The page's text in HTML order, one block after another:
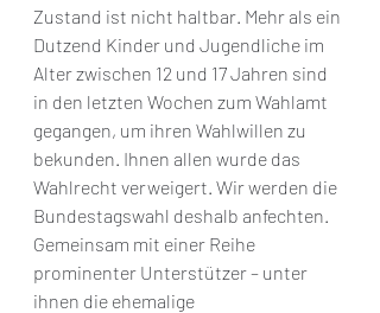
Zustand ist nicht haltbar. Mehr als ein
Dutzend Kinder und Jugendliche im
Alter zwischen 12 und 17 Jahren sind
in den letzten Wochen zum Wahlamt
gegangen, um ihren Wahlwillen zu
bekunden. Ihnen allen wurde das
Wahlrecht verweigert. Wir werden die
Bundestagswahl deshalb anfechten.
Gemeinsam mit einer Reihe
prominenter Unterstützer – unter
ihnen die ehemalige